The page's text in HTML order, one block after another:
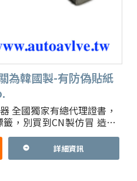
為韓國製-有防偽貼紙
全國獨家有總代理證書，
，別買到CN製仿冒 造成
防水型 Li
詳細資訊